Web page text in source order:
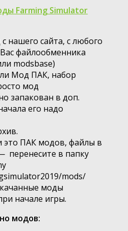
Farming Simulator
нашего сайта, с любого
файлообменника
modsbase)
Мод ПАК, набор
мод
запакован в доп.
его надо
это ПАК модов, файлы в
перенесите в папку
mods/
моды
начале игры.
модов: